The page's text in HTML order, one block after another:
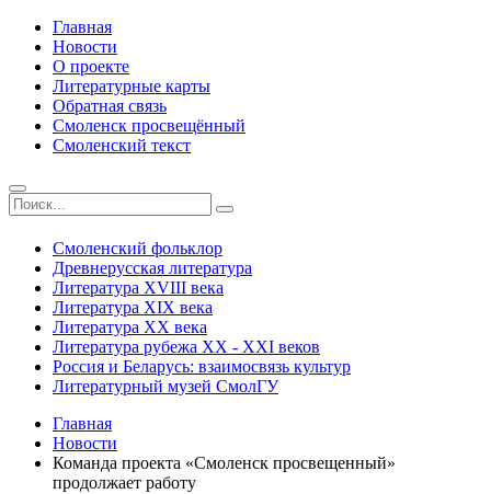
Главная
Новости
О проекте
Литературные карты
Обратная связь
Смоленск просвещённый
Смоленский текст
Смоленский фольклор
Древнерусская литература
Литература ХVIII века
Литература ХIХ века
Литература ХХ века
Литература рубежа ХХ - ХХI веков
Россия и Беларусь: взаимосвязь культур
Литературный музей СмолГУ
Главная
Новости
Команда проекта «Смоленск просвещенный»
продолжает работу